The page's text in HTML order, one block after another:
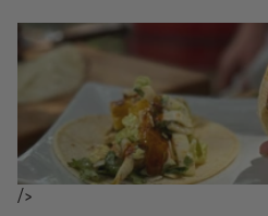
/>